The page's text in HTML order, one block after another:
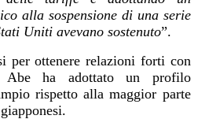
alla sospensione di una serie
Uniti avevano sostenuto”.
per ottenere relazioni forti con
ha adottato un profilo
rispetto alla maggior parte